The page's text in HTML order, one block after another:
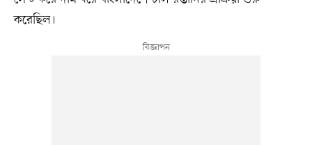
করেছিল।